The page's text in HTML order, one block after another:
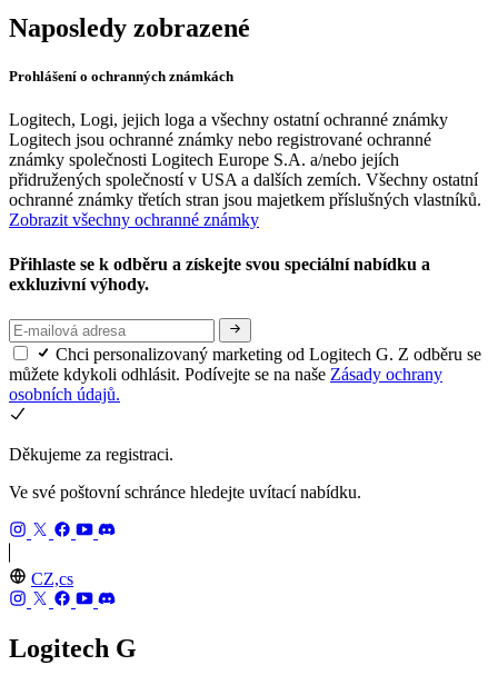
Naposledy zobrazené
Prohlášení o ochranných známkách
Logitech, Logi, jejich loga a všechny ostatní ochranné známky
Logitech jsou ochranné známky nebo registrované ochranné
známky společnosti Logitech Europe S.A. a/nebo jejích
přidružených společností v USA a dalších zemích. Všechny ostatní
ochranné známky třetích stran jsou majetkem příslušných vlastníků.
Zobrazit všechny ochranné známky
Přihlaste se k odběru a získejte svou speciální nabídku a
exkluzivní výhody.
Chci personalizovaný marketing od Logitech G. Z odběru se
můžete kdykoli odhlásit. Podívejte se na naše Zásady ochrany
osobních údajů.
Děkujeme za registraci.
Ve své poštovní schránce hledejte uvítací nabídku.
CZ,cs
Logitech G